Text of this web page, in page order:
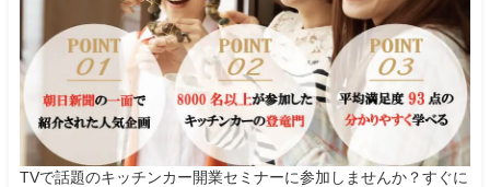
TVで話題のキッチンカー開業セミナーに参加しませんか？すぐに